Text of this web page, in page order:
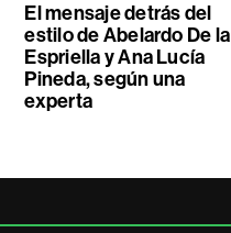
El mensaje detrás del
estilo de Abelardo De la
Espriella y Ana Lucía
Pineda, según una
experta